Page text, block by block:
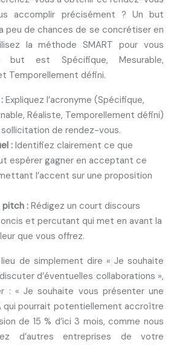
accomplir précisément ? Un but
peu de chances de se concrétiser en
la méthode SMART pour vous
est Spécifique, Mesurable,
Temporellement défini.
Expliquez l’acronyme (Spécifique,
Réaliste, Temporellement défini)
sollicitation de rendez-vous.
: Identifiez clairement ce que
espérer gagner en acceptant ce
l’accent sur une proposition
pitch :Rédigez un court discours
et percutant qui met en avant la
que vous offrez.
de simplement dire « Je souhaite
d’éventuelles collaborations »,
: « Je souhaite vous présenter une
qui pourrait potentiellement accroître
de 15 % d’ici 3 mois, comme nous
d’autres entreprises de votre